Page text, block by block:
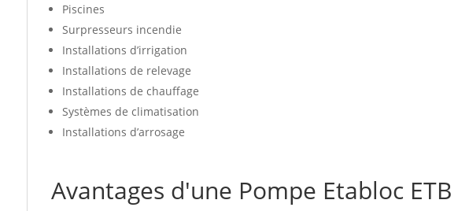
Piscines
Surpresseurs incendie
Installations d’irrigation
Installations de relevage
Installations de chauffage
Systèmes de climatisation
Installations d’arrosage
Avantages d'une Pompe Etabloc ETB